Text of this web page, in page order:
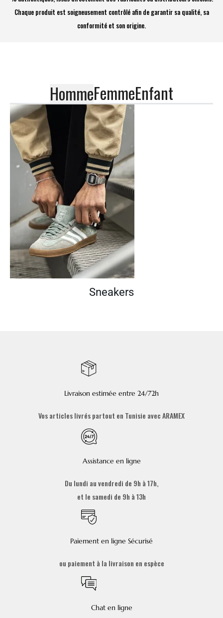
Chaque produit est soigneusement contrôlé afin de garantir sa qualité, sa
conformité et son origine.
HommeFemmeEnfant
Sneakers
Livraison estimée entre 24/72h
Vos articles livrés partout en Tunisie avec ARAMEX
Assistance en ligne
Du lundi au vendredi de 9h à 17h,
et le samedi de 9h à 13h
Paiement en ligne Sécurisé
ou paiement à la livraison en espèce
Chat en ligne